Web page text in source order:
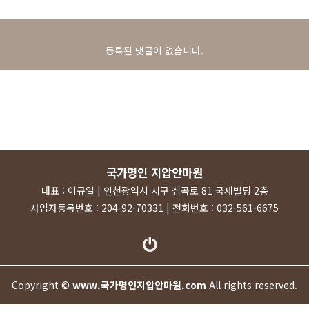
등록된 댓글이 없습니다.
국가명인 지압안마원
대표 : 이규일 | 인천광역시 서구 심곡로 81 국제빌딩 2층
사업자등록번호 : 204-92-70331 | 전화번호 : 032-561-6675
Copyright © www.국가명인지압안마원.com All rights reserved.